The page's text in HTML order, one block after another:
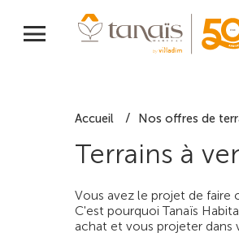
Accueil Nos offres de
Terrains à
Vous avez le projet de faire
C'est pourquoi Tanaïs
achat et vous projeter dans